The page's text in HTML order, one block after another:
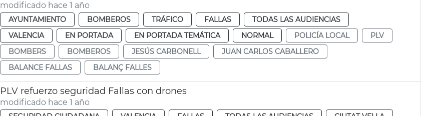
modificado hace 1 año
AYUNTAMIENTO BOMBEROS TRÁFICO FALLAS
TODAS LAS AUDIENCIAS
VALENCIA
EN PORTADA EN PORTADA TEMÁTICA NORMAL POLICÍA LOCAL
PLV
BOMBERS
BOMBEROS JESÚS CARBONELL
JUAN CARLOS CABALLERO
BALANCE FALLAS
BALANÇ FALLES
PLV refuerzo seguridad Fallas con drones
modificado hace 1 año